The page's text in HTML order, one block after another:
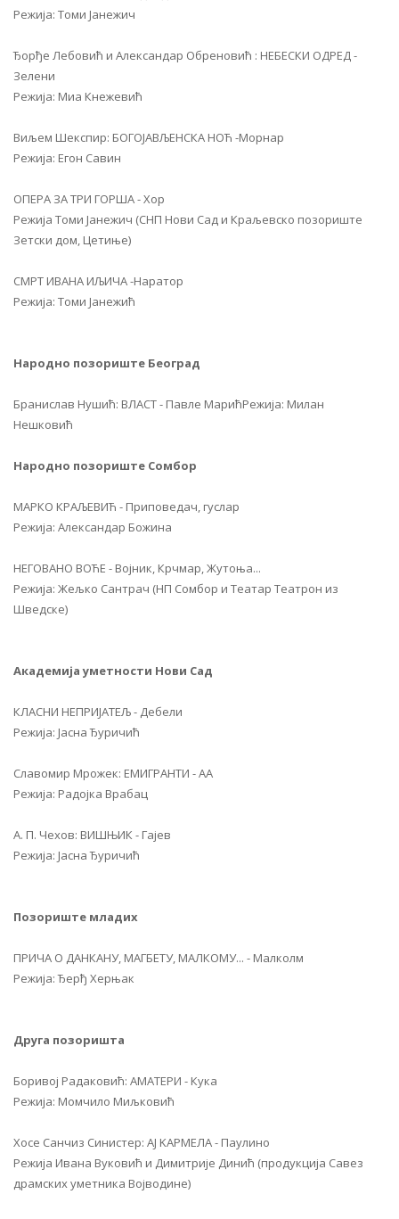
Режија: Томи Јанежич
Ђорђе Лебовић и Александар Обреновић : НЕБЕСКИ ОДРЕД -
Зелени
Режија: Миа Кнежевић
Виљем Шекспир: БОГОЈАВЉЕНСКА НОЋ -Морнар
Режија: Егон Савин
ОПЕРА ЗА ТРИ ГОРША - Хор
Режија Томи Јанежич (СНП Нови Сад и Краљевско позориште
Зетски дом, Цетиње)
СМРТ ИВАНА ИЉИЧА -Наратор
Режија: Томи Јанежић
Народно позориште Београд
Бранислав Нушић: ВЛАСТ - Павле МарићРежија: Милан
Нешковић
Народно позориште Сомбор
МАРКО КРАЉЕВИЋ - Приповедач, гуслар
Режија: Александар Божина
НЕГОВАНО ВОЋЕ - Војник, Крчмар, Жутоња...
Режија: Жељко Сантрач (НП Сомбор и Театар Театрон из
Шведске)
Академија уметности Нови Сад
КЛАСНИ НЕПРИЈАТЕЉ - Дебели
Режија: Јасна Ђуричић
Славомир Мрожек: ЕМИГРАНТИ - АА
Режија: Радојка Врабац
А. П. Чехов: ВИШЊИК - Гајев
Режија: Јасна Ђуричић
Позориште младих
ПРИЧА О ДАНКАНУ, МАГБЕТУ, МАЛКОМУ... - Малколм
Режија: Ђерђ Херњак
Друга позоришта
Боривој Радаковић: АМАТЕРИ - Кука
Режија: Момчило Миљковић
Хосе Санчиз Синистер: АJ KАРМЕЛА - Паулино
Режија Ивана Вуковић и Димитрије Динић (продукција Савез
драмских уметника Војводине)